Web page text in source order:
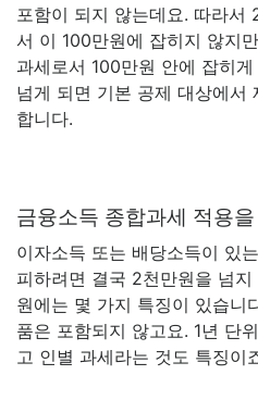
포함이 되지 않는데요. 따라서
서 이 100만원에 잡히지 않지
과세로서 100만원 안에 잡히
넘게 되면 기본 공제 대상에서
합니다.
금융소득 종합과세 적용
이자소득 또는 배당소득이 있
피하려면 결국 2천만원을 넘
원에는 몇 가지 특징이 있습니
품은 포함되지 않고요. 1년 단
고 인별 과세라는 것도 특징이